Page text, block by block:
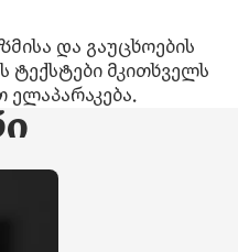
და გაუცხოების
ტექსტები მკითხველს
ელაპარაკება.